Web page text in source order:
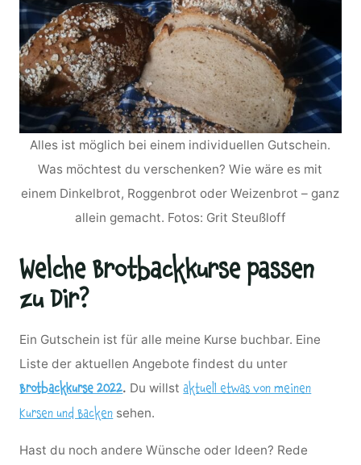
Alles ist möglich bei einem individuellen Gutschein.
Was möchtest du verschenken? Wie wäre es mit
einem Dinkelbrot, Roggenbrot oder Weizenbrot – ganz
allein gemacht. Fotos: Grit Steußloff
Welche Brotbackkurse passen
zu Dir?
Ein Gutschein ist für alle meine Kurse buchbar. Eine
Liste der aktuellen Angebote findest du unter
Brotbackkurse 2022. Du willst aktuell etwas von meinen
Kursen und Backen sehen.
Hast du noch andere Wünsche oder Ideen? Rede